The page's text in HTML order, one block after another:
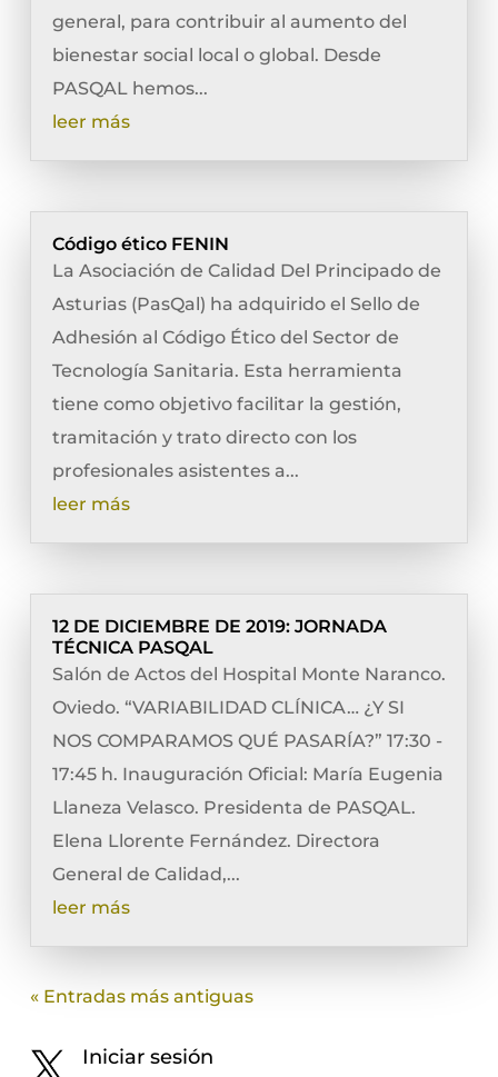
general, para contribuir al aumento del
bienestar social local o global. Desde
PASQAL hemos...
leer más
Código ético FENIN
La Asociación de Calidad Del Principado de
Asturias (PasQal) ha adquirido el Sello de
Adhesión al Código Ético del Sector de
Tecnología Sanitaria. Esta herramienta
tiene como objetivo facilitar la gestión,
tramitación y trato directo con los
profesionales asistentes a...
leer más
12 DE DICIEMBRE DE 2019: JORNADA
TÉCNICA PASQAL
Salón de Actos del Hospital Monte Naranco.
Oviedo. “VARIABILIDAD CLÍNICA… ¿Y SI
NOS COMPARAMOS QUÉ PASARÍA?” 17:30 -
17:45 h. Inauguración Oficial: María Eugenia
Llaneza Velasco. Presidenta de PASQAL.
Elena Llorente Fernández. Directora
General de Calidad,...
leer más
« Entradas más antiguas
Iniciar sesión